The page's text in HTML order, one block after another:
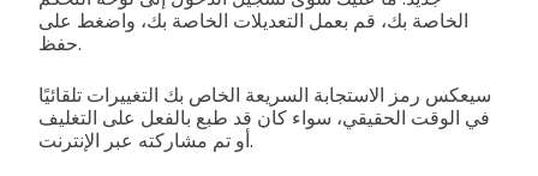
الخاصة بك، قم بعمل التعديلات الخاصة بك، واضغط على
حفظ.
سيعكس رمز الاستجابة السريعة الخاص بك التغييرات تلقائيًا
في الوقت الحقيقي، سواء كان قد طبع بالفعل على التغليف
أو تم مشاركته عبر الإنترنت.